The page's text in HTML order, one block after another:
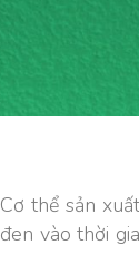
Cơ thể sản
đen vào thời